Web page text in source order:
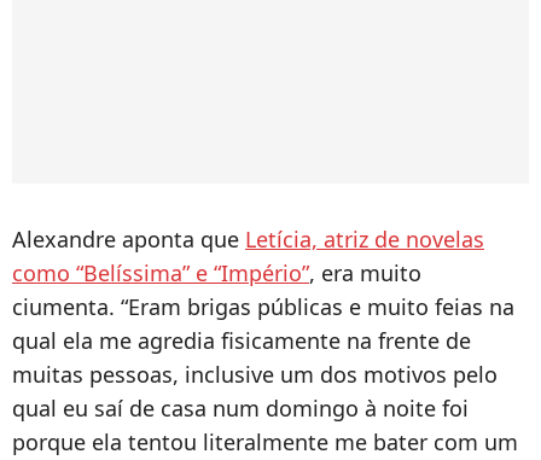
Alexandre aponta que Letícia, atriz de novelas
como “Belíssima” e “Império”, era muito
ciumenta. “Eram brigas públicas e muito feias na
qual ela me agredia fisicamente na frente de
muitas pessoas, inclusive um dos motivos pelo
qual eu saí de casa num domingo à noite foi
porque ela tentou literalmente me bater com um